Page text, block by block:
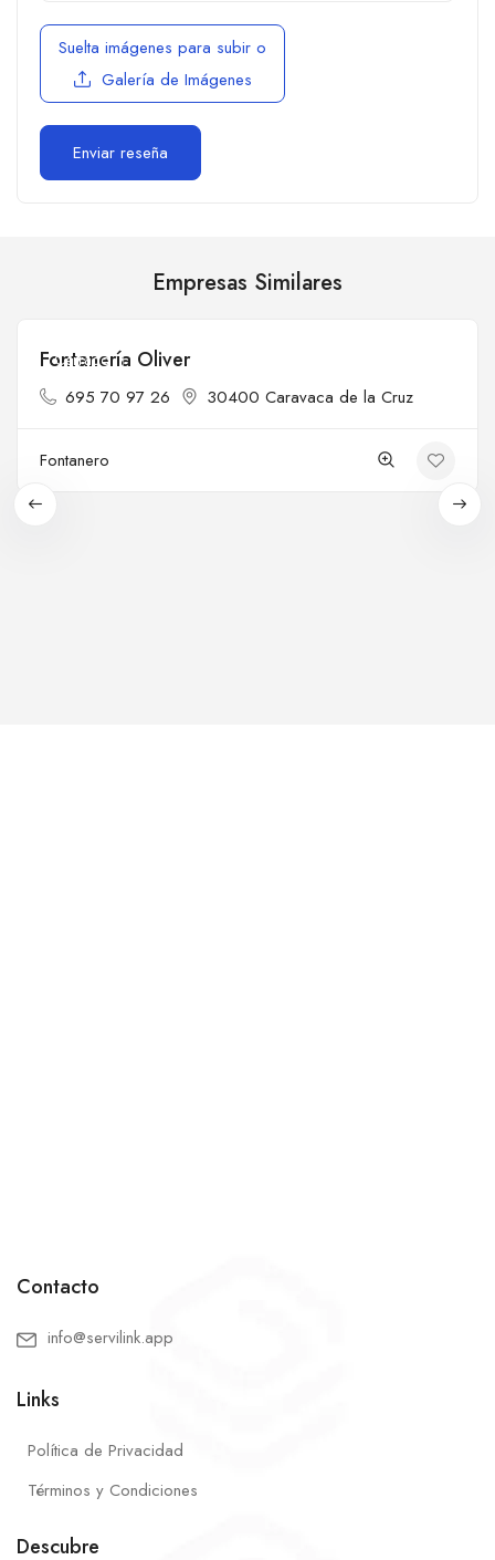
Suelta imágenes para subir o
Galería de Imágenes
Empresas Similares
Cerrado
Fontanería Oliver
695 70 97 26 30400 Caravaca de la Cruz
Fontanero
Contacto
info@servilink.app
Links
Política de Privacidad
Términos y Condiciones
Descubre